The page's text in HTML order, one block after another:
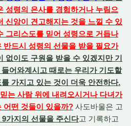
성령의 은사를 경험하거나 누림으
신앙이 견고해지는 것을 느낄 수 있
그리스도를 믿어 성령으로 거듭나
반드시 성령의 선물을 받을 필요가
없이도 구원을 받을 수 있겠지만 기
어와계시고 때로는 우리가 기도할
가지고 있는 것이 더욱 안전하다.
는 사람 위에 내려오시거나 다녀가
어떤 것들이 있을까? 사도바울은 고
가지의 선물을 주신다고 기록하고